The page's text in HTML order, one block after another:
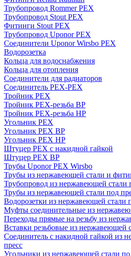
Трубопровод Rommer PEX
Трубопровод Stout PEX
Фитинги Stout PEX
Трубопровод Uponor PEX
Соединители Uponor Wirsbo PEX
Водорозетка
Кольца для водоснабжения
Кольца для отопления
Соединители для радиаторов
Соединитель PEX-PEX
Тройник PEX
Тройник PEX-резьба ВР
Тройник PEX-резьба НР
Угольник PEX
Угольник PEX ВР
Угольник PEX НР
Штуцер PEX c накидной гайкой
Штуцер PEX ВР
Трубы Uponor PEX Wirsbo
Трубы из нержавеющей стали и
Трубопровод из нержавеющей стали
Трубы из нержавеющей стали под
Водорозетки из нержавеющей стали
Муфты соединительные из
Переходы прямые на резьбу из
Вставки резьбовые из нержавеющей
Соединитель с накидной гайкой из
пресс
Угольники из нержавеющей стали